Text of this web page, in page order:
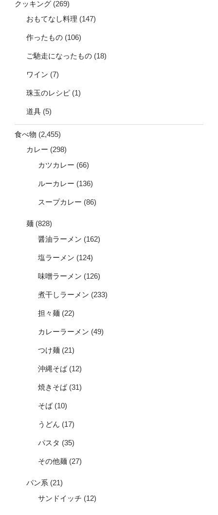
クッキング (269)
おもてなし料理 (147)
作ったもの (106)
ご馳走になったもの (18)
ワイン (7)
珠玉のレシピ (1)
道具 (5)
食べ物 (2,455)
カレー (298)
カツカレー (66)
ルーカレー (136)
スープカレー (86)
麺 (828)
醤油ラーメン (162)
塩ラーメン (124)
味噌ラーメン (126)
煮干しラーメン (233)
担々麺 (22)
カレーラーメン (49)
つけ麺 (21)
沖縄そば(12)
焼きそば(31)
そば(10)
うどん (17)
パスタ (35)
その他麺 (27)
パン系 (21)
サンドイッチ (12)